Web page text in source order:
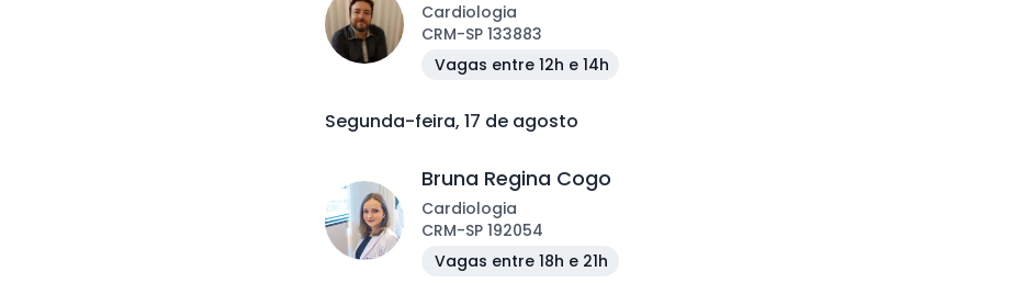
Cardiologia
CRM-SP 133883
Vagas entre 12h e 14h
Segunda-feira, 17 de agosto
Bruna Regina Cogo
Cardiologia
CRM-SP 192054
Vagas entre 18h e 21h